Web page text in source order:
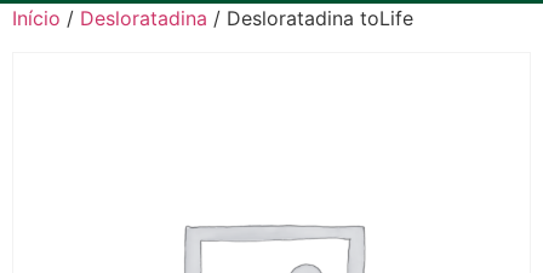
Início / Desloratadina / Desloratadina toLife